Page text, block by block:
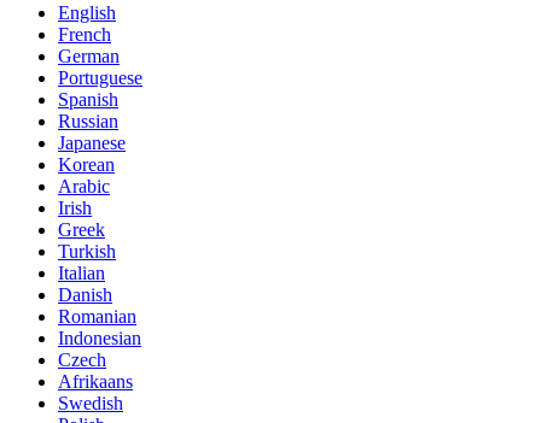
English
French
German
Portuguese
Spanish
Russian
Japanese
Korean
Arabic
Irish
Greek
Turkish
Italian
Danish
Romanian
Indonesian
Czech
Afrikaans
Swedish